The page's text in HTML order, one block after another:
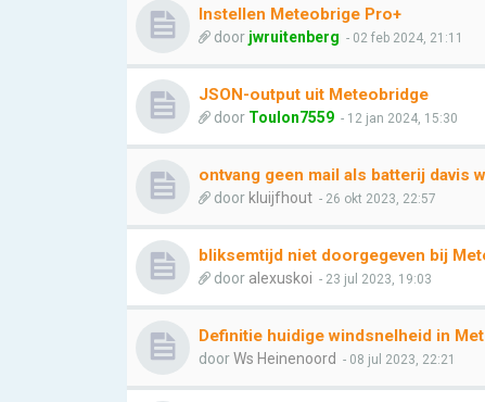
Instellen Meteobrige Pro+
door jwruitenberg - 02 feb 2024, 21:11
JSON-output uit Meteobridge
door Toulon7559 - 12 jan 2024, 15:30
ontvang geen mail als batterij davis
door kluijfhout - 26 okt 2023, 22:57
bliksemtijd niet doorgegeven bij
door alexuskoi - 23 jul 2023, 19:03
Definitie huidige windsnelheid in
doorWs Heinenoord - 08 jul 2023, 22:21